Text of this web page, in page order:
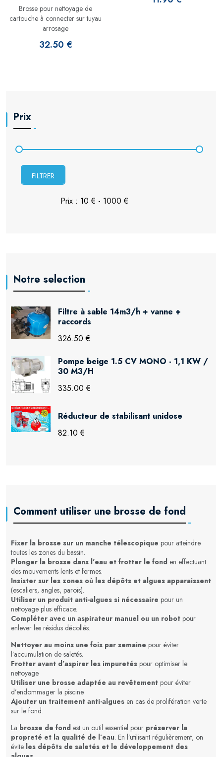
Brosse pour nettoyage de
cartouche à connecter sur tuyau
arrosage
32.50 €
Prix
FILTRER
Notre selection
Filtre à sable 14m3/h + vanne +
raccords
326.50 €
Pompe beige 1.5 CV MONO - 1,1 KW /
30 M3/H
335.00 €
Réducteur de stabilisant unidose
82.10 €
Comment utiliser une brosse de fond
Fixer la brosse sur un manche télescopique pour atteindre
toutes les zones du bassin.
Plonger la brosse dans l’eau et frotter le fond en effectuant
des mouvements lents et fermes.
Insister sur les zones où les dépôts et algues apparaissent
(escaliers, angles, parois).
Utiliser un produit anti-algues si nécessaire pour un
nettoyage plus efficace.
Compléter avec un aspirateur manuel ou un robot pour
enlever les résidus décollés.
Nettoyer au moins une fois par semaine pour éviter
l’accumulation de saletés.
Frotter avant d’aspirer les impuretés pour optimiser le
nettoyage.
Utiliser une brosse adaptée au revêtement pour éviter
d’endommager la piscine.
Ajouter un traitement anti-algues en cas de prolifération verte
sur le fond.
La brosse de fond est un outil essentiel pour préserver la
propreté et la qualité de l’eau. En l’utilisant régulièrement, on
évite les dépôts de saletés et le développement des